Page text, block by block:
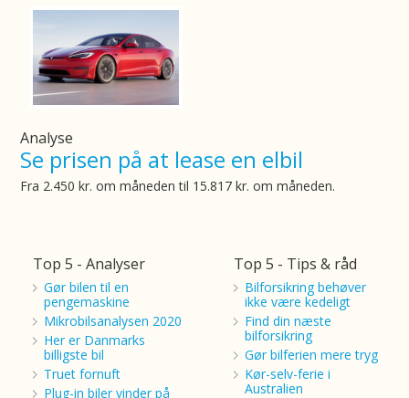
Analyse
Se prisen på at lease en elbil
Fra 2.450 kr. om måneden til 15.817 kr. om måneden.
Top 5 - Tips & råd
Bilforsikring behøver
ikke være kedeligt
Find din næste
bilforsikring
Gør bilferien mere tryg
Kør-selv-ferie i
Australien
Top 5 - Analyser
Gør bilen til en
pengemaskine
Mikrobilsanalysen 2020
Her er Danmarks
billigste bil
Truet fornuft
Plug-in biler vinder på